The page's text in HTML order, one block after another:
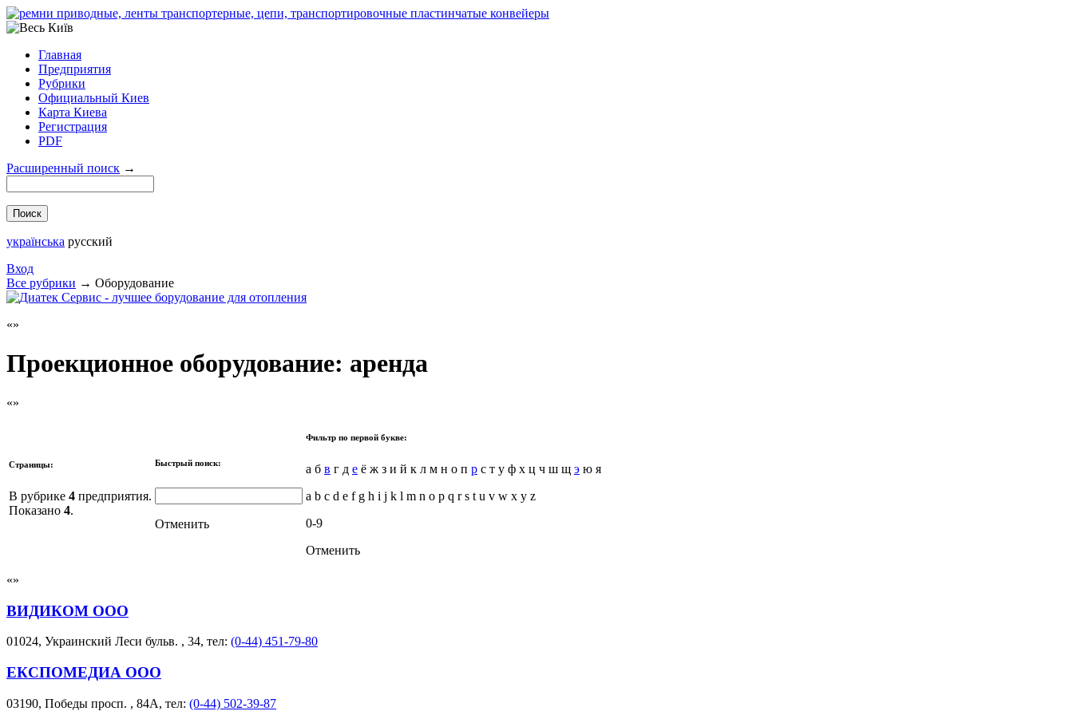
Главная
Предприятия
Рубрики
Официальный Киев
Карта Киева
Регистрация
PDF
Расширенный поиск →
українська русский
Вход
Все рубрики → Оборудование
Проекционное оборудование: аренда
Страницы:
В рубрике 4 предприятия.
Показано 4.
Быстрый поиск:
Отменить
Фильтр по первой букве:
а б в г д е ё ж з и й к л м н о п р с т у ф х ц ч ш щ э ю я
a b c d e f g h i j k l m n o p q r s t u v w x y z
0-9
Отменить
ВИДИКОМ ООО
01024, Украинский Леси бульв. , 34, тел: (0-44) 451-79-80
ЕКСПОМЕДИА ООО
03190, Победы просп. , 84А, тел: (0-44) 502-39-87